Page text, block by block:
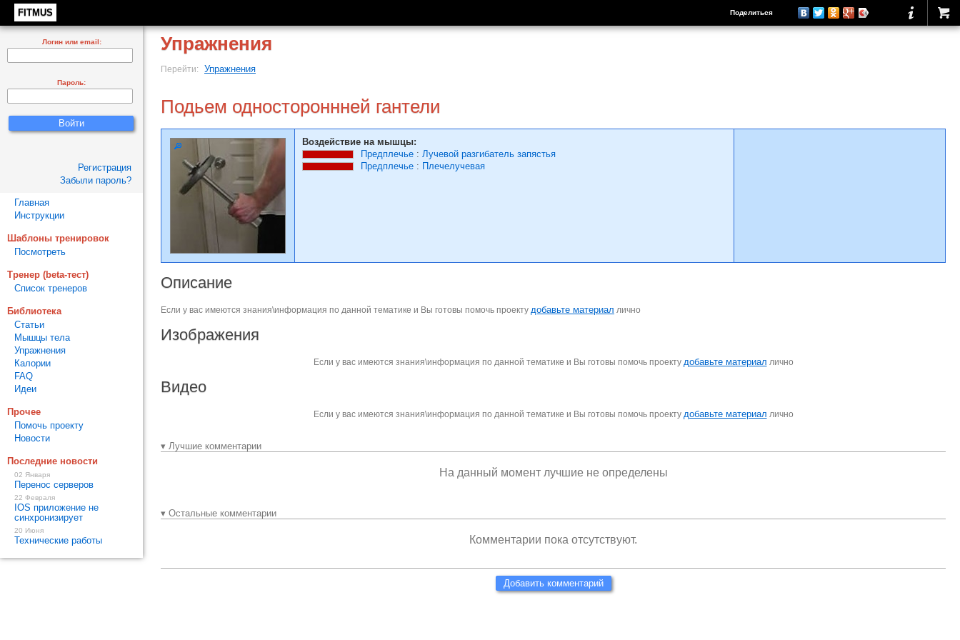
FITMUS Поделиться
Упражнения
Перейти: Упражнения
Подьем одностороннней гантели
Воздействие на мышцы:
Предплечье : Лучевой разгибатель запястья
Предплечье : Плечелучевая
Описание
Если у вас имеются знания\информация по данной тематике и Вы готовы помочь проекту добавьте материал лично
Изображения
Если у вас имеются знания\информация по данной тематике и Вы готовы помочь проекту добавьте материал лично
Видео
Если у вас имеются знания\информация по данной тематике и Вы готовы помочь проекту добавьте материал лично
▾ Лучшие комментарии
На данный момент лучшие не определены
▾ Остальные комментарии
Комментарии пока отсутствуют.
Добавить комментарий
Логин или email:
Пароль:
Регистрация
Забыли пароль?
Главная
Инструкции
Шаблоны тренировок
Посмотреть
Тренер (beta-тест)
Список тренеров
Библиотека
Статьи
Мышцы тела
Упражнения
Калории
FAQ
Идеи
Прочее
Помочь проекту
Новости
Последние новости
02 Января
Перенос серверов
22 Февраля
IOS приложение не
синхронизирует
20 Июня
Технические работы